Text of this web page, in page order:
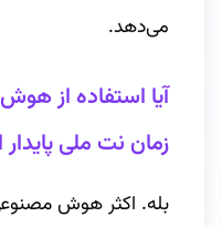
می‌دهد.
آیا استفاده از
زمان نت ملی
بله. اکثر هوش